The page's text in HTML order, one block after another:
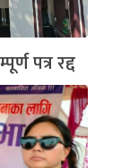
पत्र रद्द